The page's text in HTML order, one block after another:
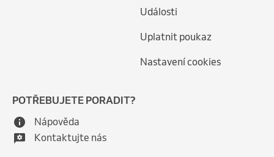
Události
Uplatnit poukaz
Nastavení cookies
POTŘEBUJETE PORADIT?
Nápověda
Kontaktujte nás